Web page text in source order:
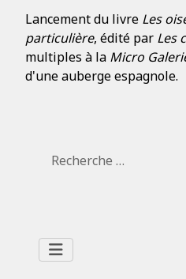
Lancement du livre Les
particulière, édité par Les
multiples à la Micro
d'une auberge espagnole.
Rechercher